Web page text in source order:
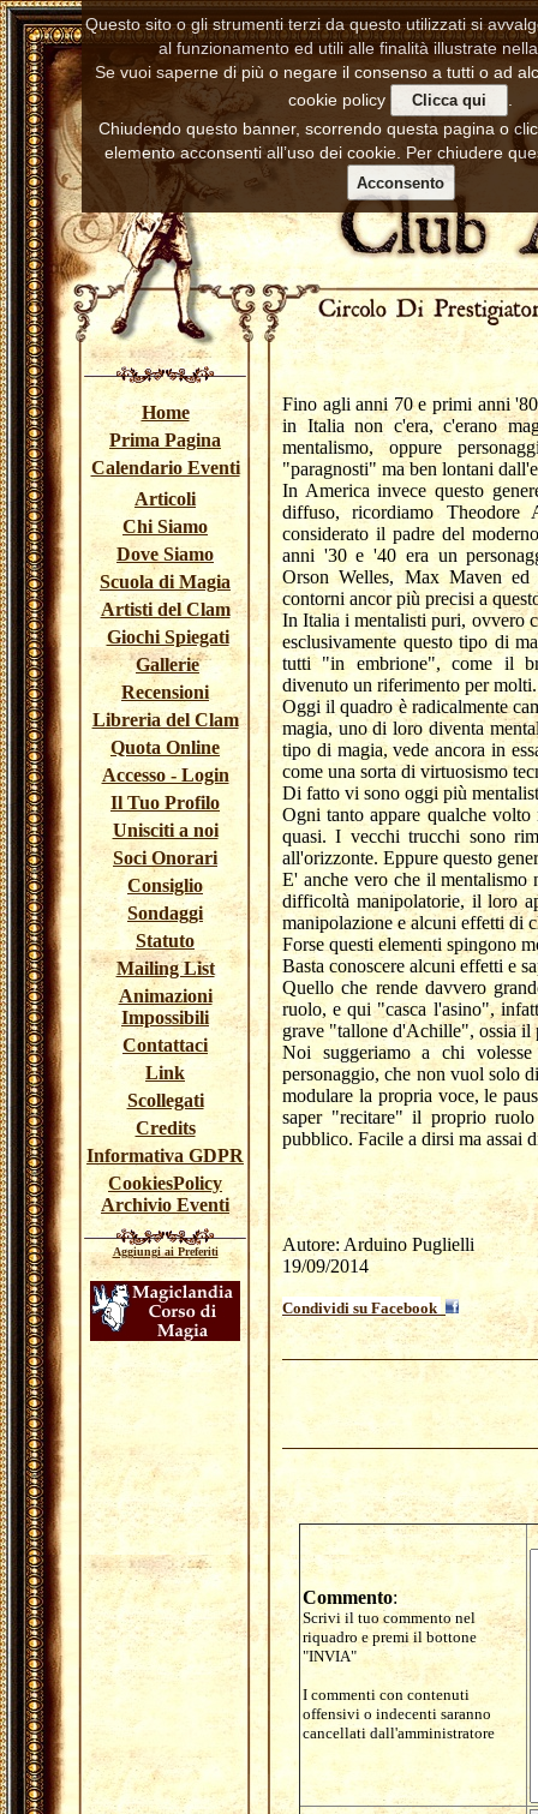
Home
Prima Pagina
Calendario Eventi
Articoli
Chi Siamo
Dove Siamo
Scuola di Magia
Artisti del Clam
Giochi Spiegati
Gallerie
Recensioni
Libreria del Clam
Quota Online
Accesso - Login
Il Tuo Profilo
Unisciti a noi
Soci Onorari
Consiglio
Sondaggi
Statuto
Mailing List
Animazioni
Impossibili
Contattaci
Link
Scollegati
Credits
Informativa GDPR
CookiesPolicy
Archivio Eventi
Aggiungi ai Preferiti
Questo sito o gli strumenti terzi da questo utilizzati si
al funzionamento ed utili alle finalità illustrate
Se vuoi saperne di più o negare il consenso a tutti o ad
cookie policy
Clicca qui
Chiudendo questo banner, scorrendo questa pagina o
elemento acconsenti all’uso dei cookie. Per chiudere
Acconsento
Fino agli anni 70 e primi anni
in Italia non c'era, c'erano
mentalismo, oppure
"paragnosti" ma ben lontani
In America invece questo
diffuso, ricordiamo Theodore
considerato il padre del
anni '30 e '40 era un
Orson Welles, Max Maven ed
contorni ancor più precisi a
In Italia i mentalisti puri, ovvero
esclusivamente questo tipo di
tutti "in embrione", come il
divenuto un riferimento per molti.
Oggi il quadro è radicalmente
magia, uno di loro diventa
tipo di magia, vede ancora in
come una sorta di virtuosismo
Di fatto vi sono oggi più
Ogni tanto appare qualche
quasi. I vecchi trucchi sono
all'orizzonte. Eppure questo
E' anche vero che il mentalismo
difficoltà manipolatorie, il loro
manipolazione e alcuni effetti di
Forse questi elementi spingono
Basta conoscere alcuni effetti e
Quello che rende davvero
ruolo, e qui "casca l'asino",
grave "tallone d'Achille", ossia il
Noi suggeriamo a chi
personaggio, che non vuol solo
modulare la propria voce, le
saper "recitare" il proprio
pubblico. Facile a dirsi ma assai
Autore: Arduino Puglielli
19/09/2014
Condividi su Facebook
Commento:
Scrivi il tuo commento nel
riquadro e premi il bottone
"INVIA"
I commenti con contenuti
offensivi o indecenti saranno
cancellati dall'amministratore